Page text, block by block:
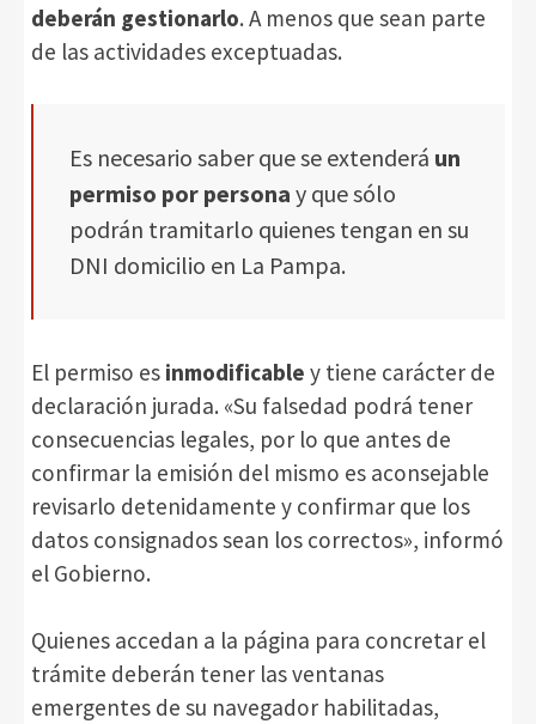
deberán gestionarlo. A menos que sean parte
de las actividades exceptuadas.
Es necesario saber que se extenderá un
permiso por persona y que sólo
podrán tramitarlo quienes tengan en su
DNI domicilio en La Pampa.
El permiso es inmodificable y tiene carácter de
declaración jurada. «Su falsedad podrá tener
consecuencias legales, por lo que antes de
confirmar la emisión del mismo es aconsejable
revisarlo detenidamente y confirmar que los
datos consignados sean los correctos», informó
el Gobierno.
Quienes accedan a la página para concretar el
trámite deberán tener las ventanas
emergentes de su navegador habilitadas,